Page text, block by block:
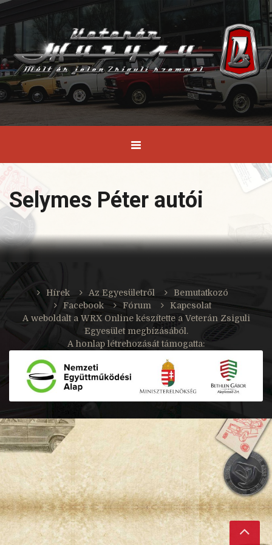
Selymes Péter autói
Hírek Az Egyesületről
Bemutatkozó
Facebook
Fórum
Kapcsolat
A weboldalt a WRX Onlinekészítette a Veterán Zsiguli
Egyesület megbízásából.
A honlap létrehozását támogatta: